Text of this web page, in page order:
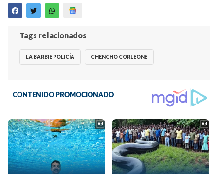
Tags relacionados
LA BARBIE POLICÍA CHENCHO CORLEONE